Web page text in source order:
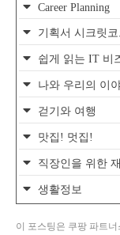
Career Planning
기획서 시크릿코
쉽게 읽는 IT 비
나와 우리의 이
걷기와 여행
맛집! 멋집!
직장인을 위한
생활정보
이 포스팅은 쿠팡 파트